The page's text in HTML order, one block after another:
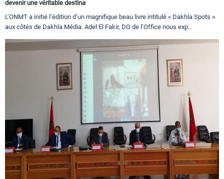
devenir une véritable destina
L’ONMT a initié l’édition d’un magnifique beau livre intitulé « Dakhla Spots »
aux côtés de Dakhla Média. Adel El Fakir, DG de l’Office nous exp...